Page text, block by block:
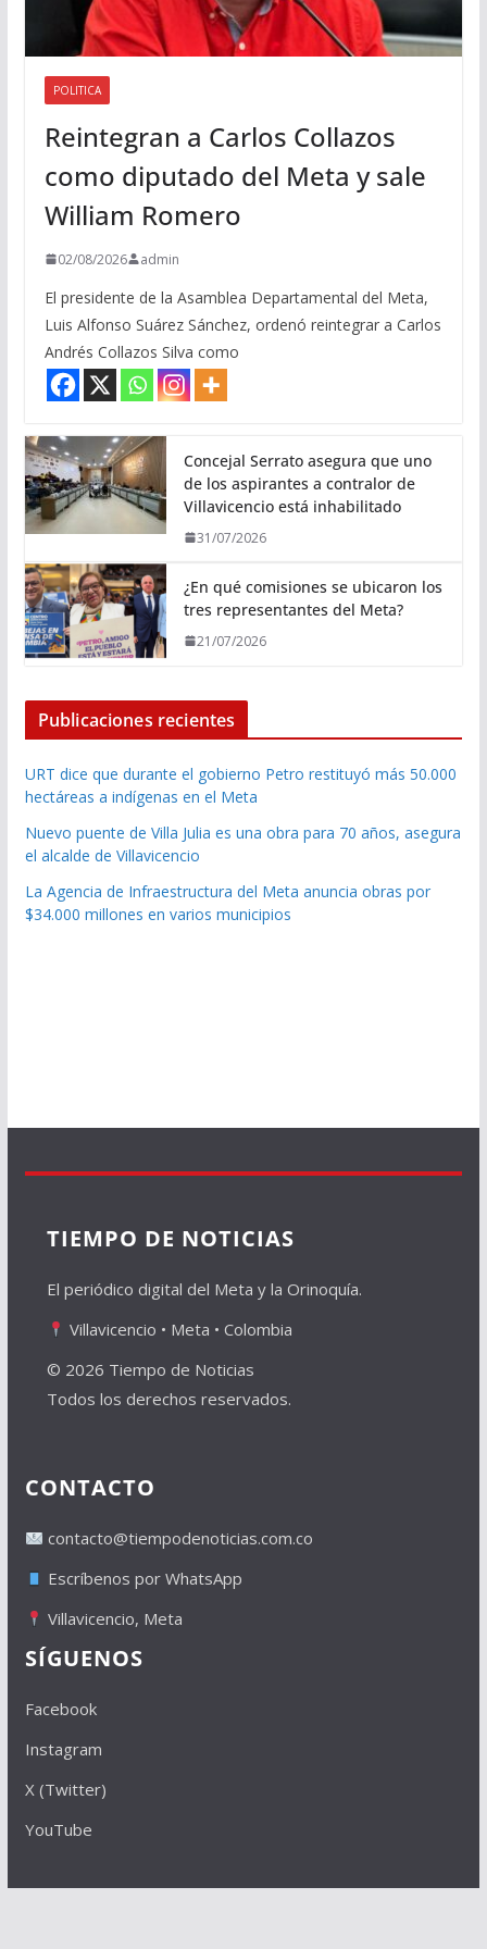
POLITICA
Reintegran a Carlos Collazos
como diputado del Meta y sale
William Romero
02/08/2026 admin
El presidente de la Asamblea Departamental del Meta,
Luis Alfonso Suárez Sánchez, ordenó reintegrar a Carlos
Andrés Collazos Silva como
Concejal Serrato asegura que uno
de los aspirantes a contralor de
Villavicencio está inhabilitado
31/07/2026
¿En qué comisiones se ubicaron los
tres representantes del Meta?
21/07/2026
Publicaciones recientes
URT dice que durante el gobierno Petro restituyó más 50.000
hectáreas a indígenas en el Meta
Nuevo puente de Villa Julia es una obra para 70 años, asegura
el alcalde de Villavicencio
La Agencia de Infraestructura del Meta anuncia obras por
$34.000 millones en varios municipios
TIEMPO DE NOTICIAS
El periódico digital del Meta y la Orinoquía.
Villavicencio • Meta • Colombia
© 2026 Tiempo de Noticias
Todos los derechos reservados.
CONTACTO
contacto@tiempodenoticias.com.co
Escríbenos por WhatsApp
Villavicencio, Meta
SÍGUENOS
Facebook
Instagram
X (Twitter)
YouTube